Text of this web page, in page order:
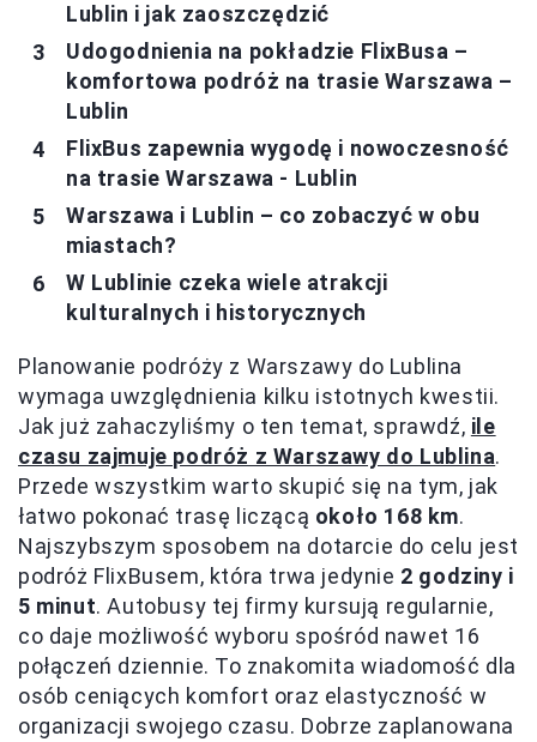
Lublin i jak zaoszczędzić
Udogodnienia na pokładzie FlixBusa –
komfortowa podróż na trasie Warszawa –
Lublin
FlixBus zapewnia wygodę i nowoczesność
na trasie Warszawa - Lublin
Warszawa i Lublin – co zobaczyć w obu
miastach?
W Lublinie czeka wiele atrakcji
kulturalnych i historycznych
Planowanie podróży z Warszawy do Lublina
wymaga uwzględnienia kilku istotnych kwestii.
Jak już zahaczyliśmy o ten temat, sprawdź, ile
czasu zajmuje podróż z Warszawy do Lublina.
Przede wszystkim warto skupić się na tym, jak
łatwo pokonać trasę liczącą około 168 km.
Najszybszym sposobem na dotarcie do celu jest
podróż FlixBusem, która trwa jedynie 2 godziny i
5 minut. Autobusy tej firmy kursują regularnie,
co daje możliwość wyboru spośród nawet 16
połączeń dziennie. To znakomita wiadomość dla
osób ceniących komfort oraz elastyczność w
organizacji swojego czasu. Dobrze zaplanowana